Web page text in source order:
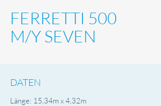
FERRETTI 500
M/Y SEVEN
DATEN
Länge: 15,34m x 4,32m